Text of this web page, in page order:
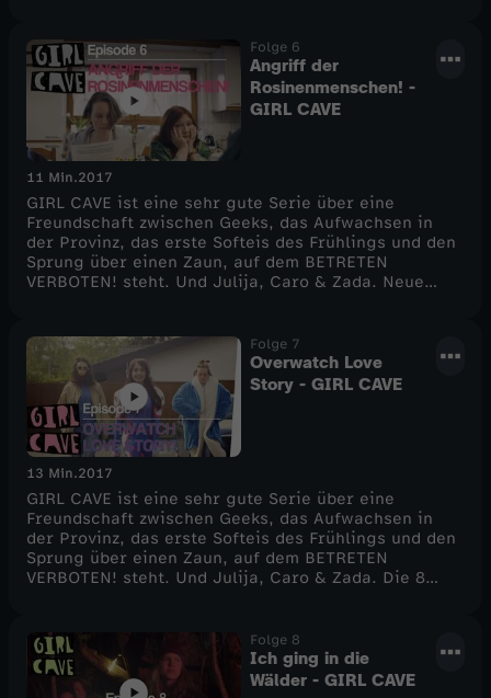
Folge 6
Angriff der
Rosinenmenschen! -
GIRL CAVE
11 Min.2017
GIRL CAVE ist eine sehr gute Serie über eine
Freundschaft zwischen Geeks, das Aufwachsen in
der Provinz, das erste Softeis des Frühlings und den
Sprung über einen Zaun, auf dem BETRETEN
VERBOTEN! steht. Und Julija, Caro & Zada. Neue
Folge 7
Overwatch Love
Story - GIRL CAVE
13 Min.2017
GIRL CAVE ist eine sehr gute Serie über eine
Freundschaft zwischen Geeks, das Aufwachsen in
der Provinz, das erste Softeis des Frühlings und den
Sprung über einen Zaun, auf dem BETRETEN
VERBOTEN! steht. Und Julija, Caro & Zada. Die 8
Folge 8
Ich ging in die
Wälder - GIRL CAVE